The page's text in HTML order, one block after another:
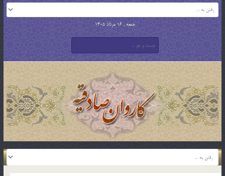
جمعه , 16 مرداد 1405